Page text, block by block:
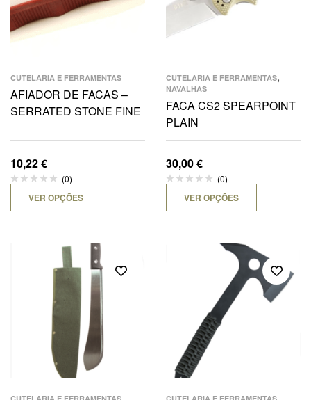
CUTELARIA E FERRAMENTAS
AFIADOR DE FACAS –
SERRATED STONE FINE
10,22€
(0)
VER OPÇÕES
CUTELARIA E FERRAMENTAS,
NAVALHAS
FACA CS2 SPEARPOINT
PLAIN
30,00€
(0)
VER OPÇÕES